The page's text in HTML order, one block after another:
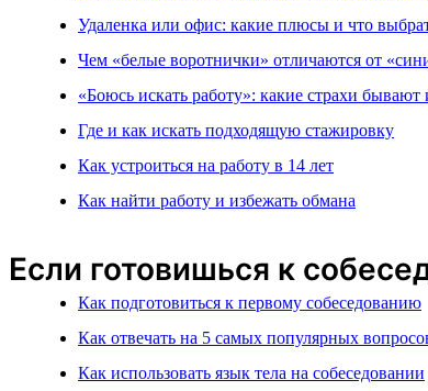
Удаленка или офис: какие плюсы и что
Чем «белые воротнички» отличаются от
«Боюсь искать работу»: какие страхи бывают
Где и как искать подходящую стажировку
Как устроиться на работу в 14 лет
Как найти работу и избежать обмана
Если готовишься к
Как подготовиться к первому собеседованию
Как отвечать на 5 самых популярных
Как использовать язык тела на собеседовании